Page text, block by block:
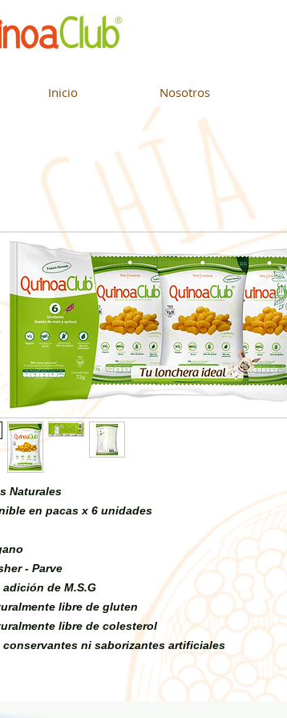
Inicio Nosotros
Naturales
en pacas x 6 unidades
- Parve
adición de M.S.G
libre de gluten
libre de colesterol
conservantes ni saborizantes artificiales